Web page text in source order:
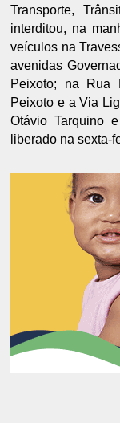
Transporte,
interditou, na
veículos na
avenidas
Peixoto; na Rua
Peixoto e a Via
Otávio Tarquino
liberado na sexta-